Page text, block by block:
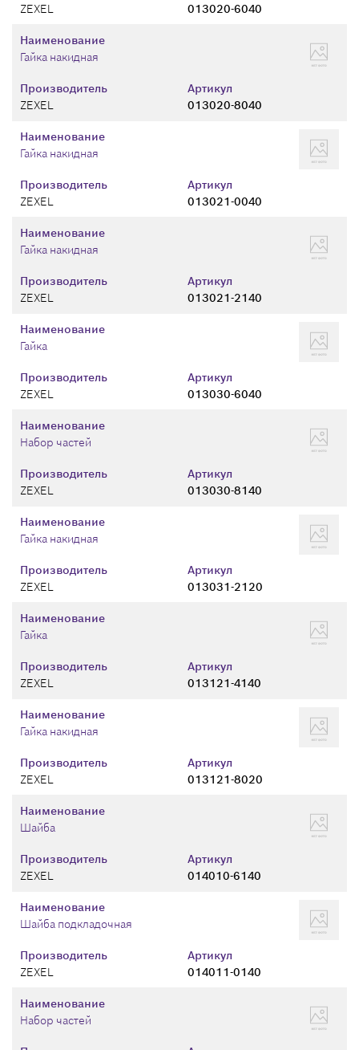
ZEXEL
013020-6040
Производитель
ZEXEL
Артикул
013020-8040
Наименование
Гайка накидная
Производитель
ZEXEL
Артикул
013021-0040
Наименование
Гайка накидная
Производитель
ZEXEL
Артикул
013021-2140
Наименование
Гайка накидная
Производитель
ZEXEL
Артикул
013030-6040
Наименование
Гайка
Производитель
ZEXEL
Артикул
013030-8140
Наименование
Набор частей
Производитель
ZEXEL
Артикул
013031-2120
Наименование
Гайка накидная
Производитель
ZEXEL
Артикул
013121-4140
Наименование
Гайка
Производитель
ZEXEL
Артикул
013121-8020
Наименование
Гайка накидная
Производитель
ZEXEL
Артикул
014010-6140
Наименование
Шайба
Производитель
ZEXEL
Артикул
014011-0140
Наименование
Шайба подкладочная
Наименование
Набор частей